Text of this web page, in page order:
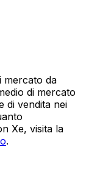
mercato da
di mercato
di vendita nei
Xe, visita la
.